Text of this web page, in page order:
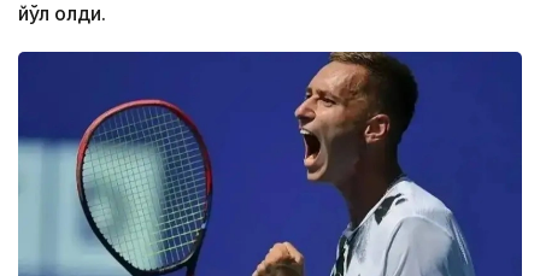
йўл олди.